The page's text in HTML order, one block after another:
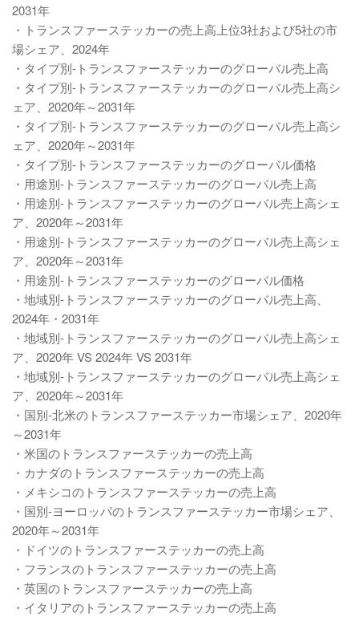
2031年
・トランスファーステッカーの売上高上位3社および5社の市
場シェア、2024年
・タイプ別-トランスファーステッカーのグローバル売上高
・タイプ別-トランスファーステッカーのグローバル売上高シ
ェア、2020年～2031年
・タイプ別-トランスファーステッカーのグローバル売上高シ
ェア、2020年～2031年
・タイプ別-トランスファーステッカーのグローバル価格
・用途別-トランスファーステッカーのグローバル売上高
・用途別-トランスファーステッカーのグローバル売上高シェ
ア、2020年～2031年
・用途別-トランスファーステッカーのグローバル売上高シェ
ア、2020年～2031年
・用途別-トランスファーステッカーのグローバル価格
・地域別-トランスファーステッカーのグローバル売上高、
2024年・2031年
・地域別-トランスファーステッカーのグローバル売上高シェ
ア、2020年 VS 2024年 VS 2031年
・地域別-トランスファーステッカーのグローバル売上高シェ
ア、2020年～2031年
・国別-北米のトランスファーステッカー市場シェア、2020年
～2031年
・米国のトランスファーステッカーの売上高
・カナダのトランスファーステッカーの売上高
・メキシコのトランスファーステッカーの売上高
・国別-ヨーロッパのトランスファーステッカー市場シェア、
2020年～2031年
・ドイツのトランスファーステッカーの売上高
・フランスのトランスファーステッカーの売上高
・英国のトランスファーステッカーの売上高
・イタリアのトランスファーステッカーの売上高